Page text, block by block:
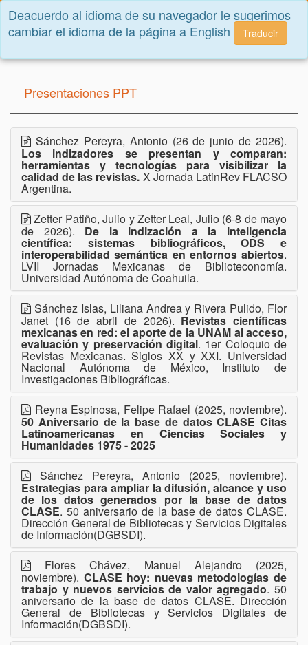
Toggle
Presentaciones PPT
Sánchez Pereyra, Antonio (26 de junio de 2026).
Los indizadores se presentan y comparan:
herramientas y tecnologías para visibilizar la
calidad de las revistas. X Jornada LatinRev FLACSO
Argentina.
Zetter Patiño, Julio y Zetter Leal, Julio (6-8 de mayo
de 2026). De la indización a la inteligencia
científica: sistemas bibliográficos, ODS e
interoperabilidad semántica en entornos abiertos.
LVII Jornadas Mexicanas de Biblioteconomía.
Universidad Autónoma de Coahuila.
Sánchez Islas, Liliana Andrea y Rivera Pulido, Flor
Janet (16 de abril de 2026). Revistas científicas
mexicanas en red: el aporte de la UNAM al acceso,
evaluación y preservación digital. 1er Coloquio de
Revistas Mexicanas. Siglos XX y XXI. Universidad
Nacional Autónoma de México, Instituto de
Investigaciones Bibliográficas.
Reyna Espinosa, Felipe Rafael (2025, noviembre).
50 Aniversario de la base de datos CLASE Citas
Latinoamericanas en Ciencias Sociales y
Humanidades 1975 - 2025
Sánchez Pereyra, Antonio (2025, noviembre).
Estrategias para ampliar la difusión, alcance y uso
de los datos generados por la base de datos
CLASE. 50 aniversario de la base de datos CLASE.
Dirección General de Bibliotecas y Servicios Digitales
de Información(DGBSDI).
Flores Chávez, Manuel Alejandro (2025,
noviembre). CLASE hoy: nuevas metodologías de
trabajo y nuevos servicios de valor agregado. 50
aniversario de la base de datos CLASE. Dirección
General de Bibliotecas y Servicios Digitales de
Información(DGBSDI).
Deacuerdo al idioma de su navegador le sugerimos
cambiar el idioma de la página a English
Traducir